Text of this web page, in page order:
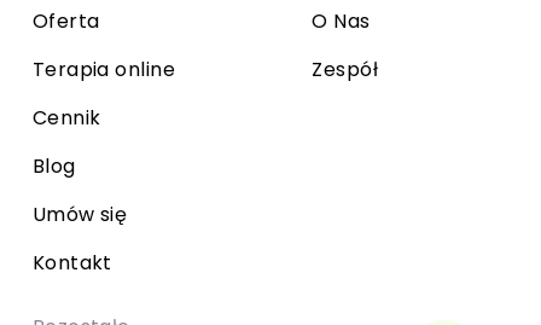
Oferta
Terapia online
Cennik
Blog
Umów się
Kontakt
O Nas
Zespół